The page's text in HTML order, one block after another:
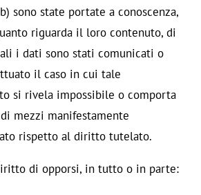
sono state portate a conoscenza,
riguarda il loro contenuto, di
i dati sono stati comunicati o
il caso in cui tale
si rivela impossibile o comporta
mezzi manifestamente
rispetto al diritto tutelato.
di opporsi, in tutto o in parte: